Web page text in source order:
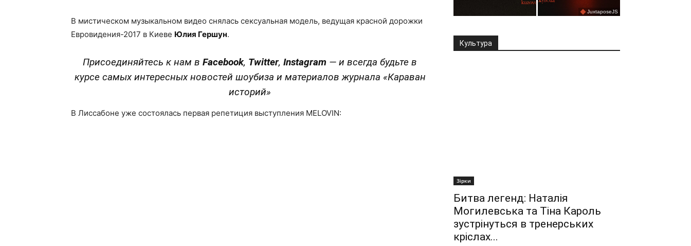
В мистическом музыкальном видео снялась сексуальная модель, ведущая красной дорожки
Евровидения-2017 в Киеве Юлия Гершун.
Присоединяйтесь к нам в Facebook, Twitter, Instagram — и всегда будьте в
курсе самых интересных новостей шоубиза и материалов журнала «Караван
историй»
В Лиссабоне уже состоялась первая репетиция выступления MELOVIN:
Культура
Зірки
Битва легенд: Наталія
Могилевська та Тіна Кароль
зустрінуться в тренерських
кріслах...